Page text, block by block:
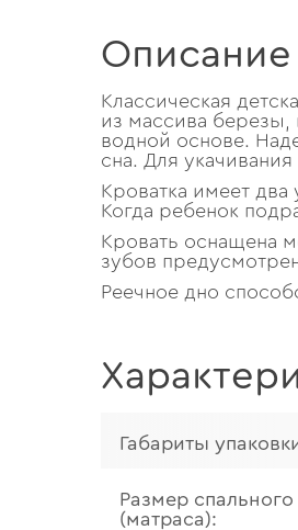
Описание
Классическая
из массива березы,
водной основе.
сна. Для
Кроватка имеет
Когда ребенок
Кровать оснащена
зубов
Реечное дно
Габариты
Размер
(матраса):